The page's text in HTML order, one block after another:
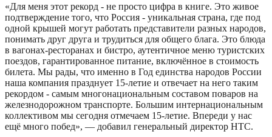
«Для меня этот рекорд - не просто цифра в книге. Это живое
подтверждение того, что Россия - уникальная страна, где под
одной крышей могут работать представители разных народов,
понимать друг друга и трудиться для общего блага. Это блюда
в вагонах-ресторанах и бистро, аутентичное меню туристских
поездов, гарантированное питание, включённое в стоимость
билета. Мы рады, что именно в Год единства народов России
наша компания празднует 15-летие и отвечает на него таким
рекордом - самым многонациональным составом поваров на
железнодорожном транспорте. Большим интернациональным
коллективом мы сегодня отмечаем 15-летие. Впереди у нас
ещё много побед», — добавил генеральный директор НТС.